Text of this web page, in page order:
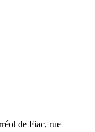
de Fiac, rue